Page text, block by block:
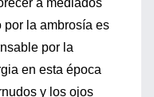
a mediados
la ambrosía es
por la
en esta época
y los ojos